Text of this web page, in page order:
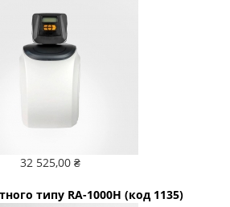
32 525,00 ₴
типу RA-1000H (код 1135)